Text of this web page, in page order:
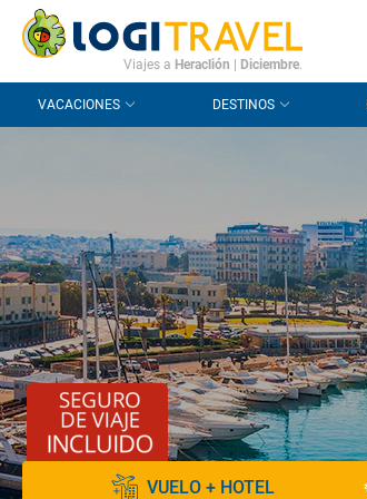
CONTACTO PREGUNTAS FRECUENTES
Viajes a Heraclión Diciembre.
VACACIONES DESTINOS
VUELO + HOTEL